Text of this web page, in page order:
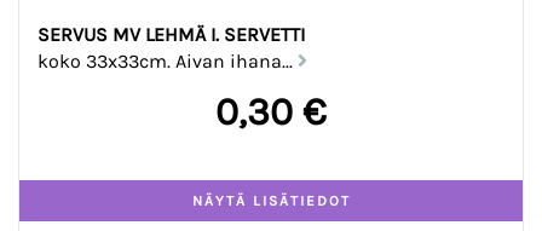
SERVUS MV LEHMÄ I. SERVETTI
koko 33x33cm. Aivan ihana...
0,30 €